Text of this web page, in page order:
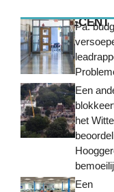
MEEST RECENT
Pa.
Een
het
Een